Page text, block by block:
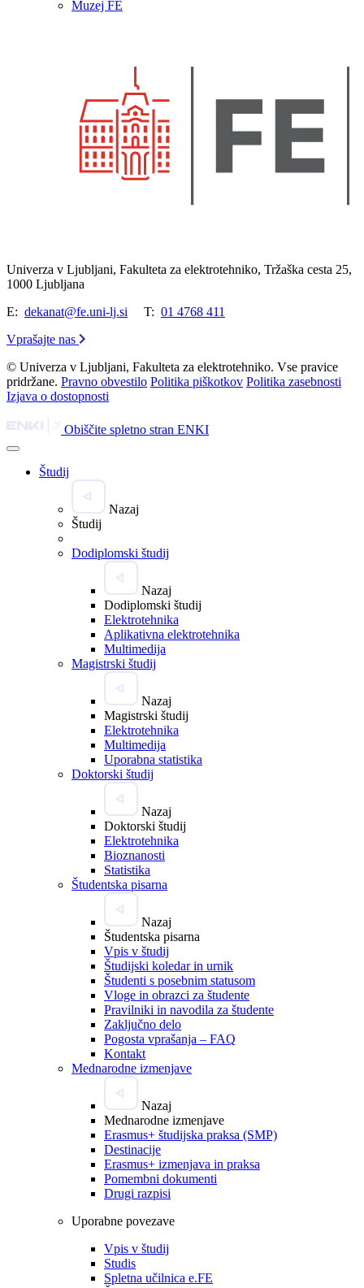
Muzej FE
Univerza v Ljubljani, Fakulteta za elektrotehniko, Tržaška cesta 25,
1000 Ljubljana
E: dekanat@fe.uni-lj.si T: 01 4768 411
Vprašajte nas
© Univerza v Ljubljani, Fakulteta za elektrotehniko. Vse pravice
pridržane. Pravno obvestilo Politika piškotkov Politika zasebnosti
Izjava o dostopnosti
Obiščite spletno stran ENKI
Študij
Nazaj
Študij
Dodiplomski študij
Nazaj
Dodiplomski študij
Elektrotehnika
Aplikativna elektrotehnika
Multimedija
Magistrski študij
Nazaj
Magistrski študij
Elektrotehnika
Multimedija
Uporabna statistika
Doktorski študij
Nazaj
Doktorski študij
Elektrotehnika
Bioznanosti
Statistika
Študentska pisarna
Nazaj
Študentska pisarna
Vpis v študij
Študijski koledar in urnik
Študenti s posebnim statusom
Vloge in obrazci za študente
Pravilniki in navodila za študente
Zaključno delo
Pogosta vprašanja – FAQ
Kontakt
Mednarodne izmenjave
Nazaj
Mednarodne izmenjave
Erasmus+ študijska praksa (SMP)
Destinacije
Erasmus+ izmenjava in praksa
Pomembni dokumenti
Drugi razpisi
Uporabne povezave
Vpis v študij
Studis
Spletna učilnica e.FE